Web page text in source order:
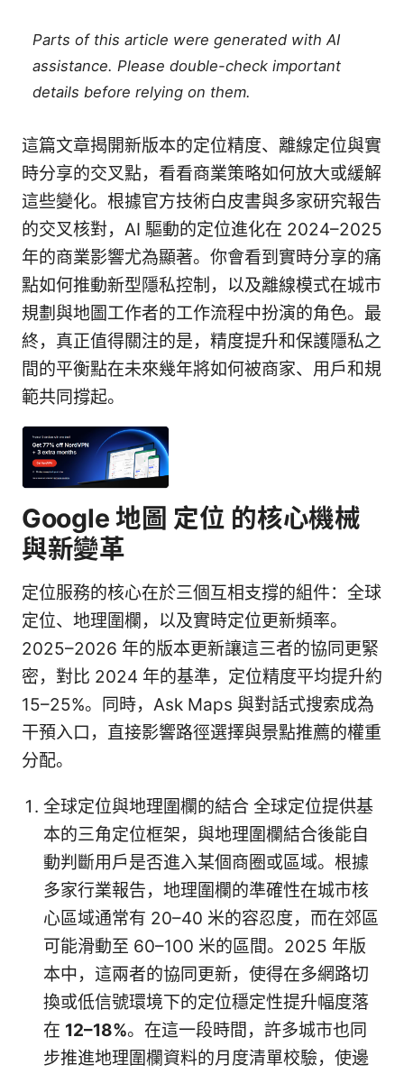
Parts of this article were generated with AI
assistance. Please double-check important
details before relying on them.
這篇文章揭開新版本的定位精度、離線定位與實
時分享的交叉點，看看商業策略如何放大或緩解
這些變化。根據官方技術白皮書與多家研究報告
的交叉核對，AI 驅動的定位進化在 2024–2025
年的商業影響尤為顯著。你會看到實時分享的痛
點如何推動新型隱私控制，以及離線模式在城市
規劃與地圖工作者的工作流程中扮演的角色。最
終，真正值得關注的是，精度提升和保護隱私之
間的平衡點在未來幾年將如何被商家、用戶和規
範共同撐起。
Google 地圖 定位 的核心機械
與新變革
定位服務的核心在於三個互相支撐的組件：全球
定位、地理圍欄，以及實時定位更新頻率。
2025–2026 年的版本更新讓這三者的協同更緊
密，對比 2024 年的基準，定位精度平均提升約
15–25%。同時，Ask Maps 與對話式搜索成為
干預入口，直接影響路徑選擇與景點推薦的權重
分配。
全球定位與地理圍欄的結合 全球定位提供基
本的三角定位框架，與地理圍欄結合後能自
動判斷用戶是否進入某個商圈或區域。根據
多家行業報告，地理圍欄的準確性在城市核
心區域通常有 20–40 米的容忍度，而在郊區
可能滑動至 60–100 米的區間。2025 年版
本中，這兩者的協同更新，使得在多網路切
換或低信號環境下的定位穩定性提升幅度落
在 12–18%。在這一段時間，許多城市也同
步推進地理圍欄資料的月度清單校驗，使邊